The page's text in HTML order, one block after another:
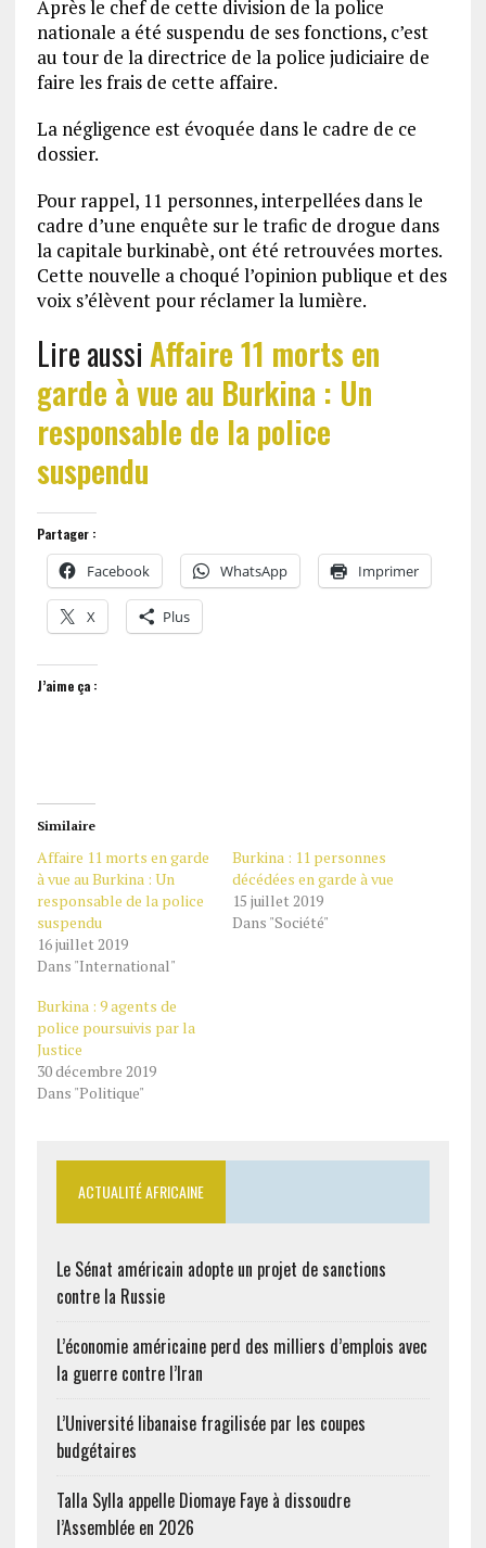
Après le chef de cette division de la police
nationale a été suspendu de ses fonctions, c’est
au tour de la directrice de la police judiciaire de
faire les frais de cette affaire.
La négligence est évoquée dans le cadre de ce
dossier.
Pour rappel, 11 personnes, interpellées dans le
cadre d’une enquête sur le trafic de drogue dans
la capitale burkinabè, ont été retrouvées mortes.
Cette nouvelle a choqué l’opinion publique et des
voix s’élèvent pour réclamer la lumière.
Lire aussiAffaire 11 morts en
garde à vue au Burkina : Un
responsable de la police
suspendu
Partager :
Facebook WhatsApp Imprimer
X Plus
J’aime ça :
Similaire
Affaire 11 morts en garde
à vue au Burkina : Un
responsable de la police
suspendu
16 juillet 2019
Dans "International"
Burkina : 11 personnes
décédées en garde à vue
15 juillet 2019
Dans "Société"
Burkina : 9 agents de
police poursuivis par la
Justice
30 décembre 2019
Dans "Politique"
ACTUALITÉ AFRICAINE
Le Sénat américain adopte un projet de sanctions
contre la Russie
L’économie américaine perd des milliers d’emplois avec
la guerre contre l’Iran
L’Université libanaise fragilisée par les coupes
budgétaires
Talla Sylla appelle Diomaye Faye à dissoudre
l’Assemblée en 2026